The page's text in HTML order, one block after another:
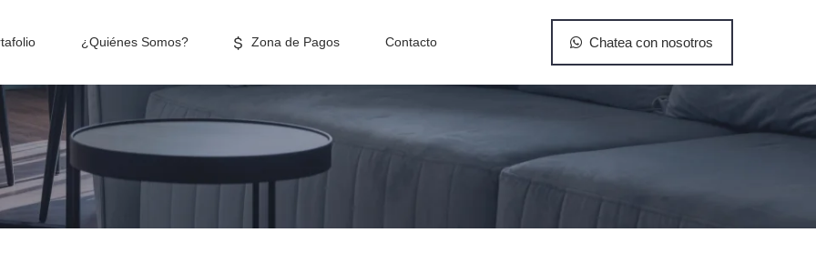
¿Quiénes Somos? Zona de Pagos Contacto Chatea con nosotros